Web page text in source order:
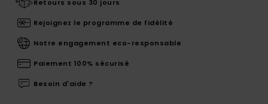
Retours sous 30 jours
Rejoignez le programme de fidélité
Notre engagement eco-responsable
Paiement 100% sécurisé
Besoin d'aide ?